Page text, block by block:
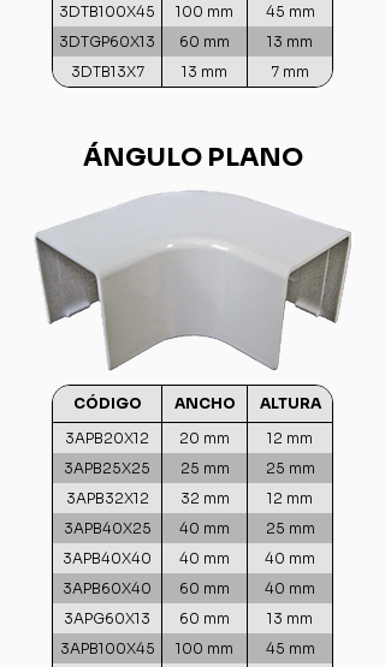
3DTB100X45
100 mm
45 mm
3DTGP60X13
60 mm
13 mm
3DTB13X7
13 mm 7 mm
ÁNGULO PLANO
CÓDIGO ANCHO
ALTURA
3APB20X12
20 mm
12 mm
3APB25X25
25 mm
25 mm
3APB32X12
32 mm
12 mm
3APB40X25
40 mm
25 mm
3APB40X40
40 mm
40 mm
3APB60X40
60 mm
40 mm
3APG60X13
60 mm
13 mm
3APB100X45
100 mm
45 mm